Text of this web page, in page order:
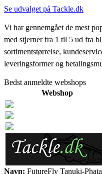
Se udvalget på Tackle.dk
Vi har gennemgået de mest
med stjerner fra 1 til 5 ud fra
sortimentstørrelse,
leveringsformer og
Bedst anmeldte webshops
Webshop
Navn: FutureFly Tanuki-